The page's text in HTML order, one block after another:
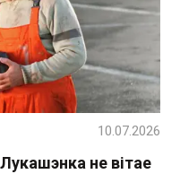
не вітае
10.07.2026